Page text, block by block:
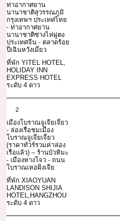
ท่าอากาศยาน
นานาชาติสุวรรณภูมิ
กรุงเทพฯ ประเทศไทย
- ท่าอากาศยาน
นานาชาติซ่างไห่ผู่ตง
ประเทศจีน - ตลาดร้อย
ปีเฉินหวังเมี่ยว
ที่พัก YITEL HOTEL,
HOLIDAY INN
EXPRESS HOTEL
ระดับ 4 ดาว
2
เมืองโบราณจูเจียเจี่ยว
- ล่องเรือชมเมือง
โบราณจูเจียเจี่ยว
(ราคาทัวร์รวมค่าล่อง
เรือแล้ว) – ร้านบัวหิมะ
- เมืองหางโจว - ถนน
โบราณเหอฝั่งเจีย
ที่พัก XIAOYUAN
LANDISON SHIJIA
HOTEL,HANGZHOU
ระดับ 4 ดาว